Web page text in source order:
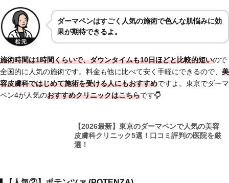
ダーマペンはすごく人気の施術で色んな肌悩みに効
果が期待できるよ。
施術時間は1時間くらいで、ダウンタイムも10日ほどと比較的短いので
全国的に人気の施術です。料金も他に比べて安く手軽にできるので、 美
容皮膚科ではじめて施術を受ける人にもおすすめですよ。東京でダーマ
ペン4が人気のおすすめクリニックはこちらです
【2026最新】東京のダーマペンで人気の美容
皮膚科クリニック5選！口コミ評判の医院を厳
選！